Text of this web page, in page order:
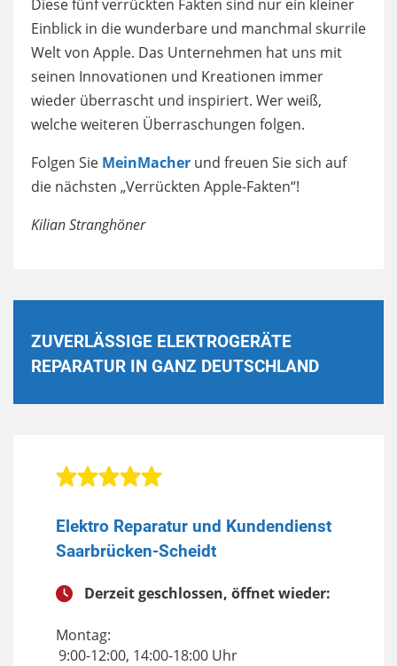
Diese fünf verrückten Fakten sind nur ein kleiner
Einblick in die wunderbare und manchmal skurrile
Welt von Apple. Das Unternehmen hat uns mit
seinen Innovationen und Kreationen immer
wieder überrascht und inspiriert. Wer weiß,
welche weiteren Überraschungen folgen.
Folgen Sie MeinMacher und freuen Sie sich auf
die nächsten „Verrückten Apple-Fakten“!
Kilian Stranghöner
ZUVERLÄSSIGE ELEKTROGERÄTE
REPARATUR IN GANZ DEUTSCHLAND
Elektro Reparatur und Kundendienst
Saarbrücken-Scheidt
Derzeit geschlossen, öffnet wieder:
Montag:
9:00-12:00, 14:00-18:00 Uhr